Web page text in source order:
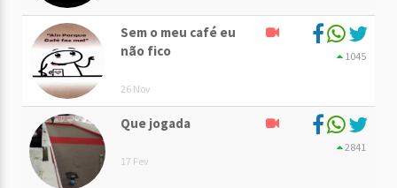
Sem o meu café eu
não fico
26 Nov
1045
Que jogada
17 Fev
2841